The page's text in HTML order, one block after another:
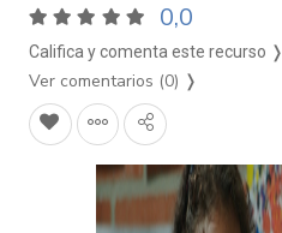
0,0
Califica y comenta este recurso ❭
Ver comentarios (0) ❭